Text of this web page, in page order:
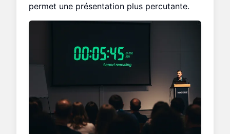
permet une présentation plus percutante.